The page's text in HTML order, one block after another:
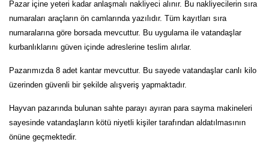
Pazar içine yeteri kadar anlaşmalı nakliyeci alınır. Bu nakliyecilerin sıra
numaraları araçların ön camlarında yazılıdır. Tüm kayıtları sıra
numaralarına göre borsada mevcuttur. Bu uygulama ile vatandaşlar
kurbanlıklarını güven içinde adreslerine teslim alırlar.
Pazarımızda 8 adet kantar mevcuttur. Bu sayede vatandaşlar canlı kilo
üzerinden güvenli bir şekilde alışveriş yapmaktadır.
Hayvan pazarında bulunan sahte parayı ayıran para sayma makineleri
sayesinde vatandaşların kötü niyetli kişiler tarafından aldatılmasının
önüne geçmektedir.